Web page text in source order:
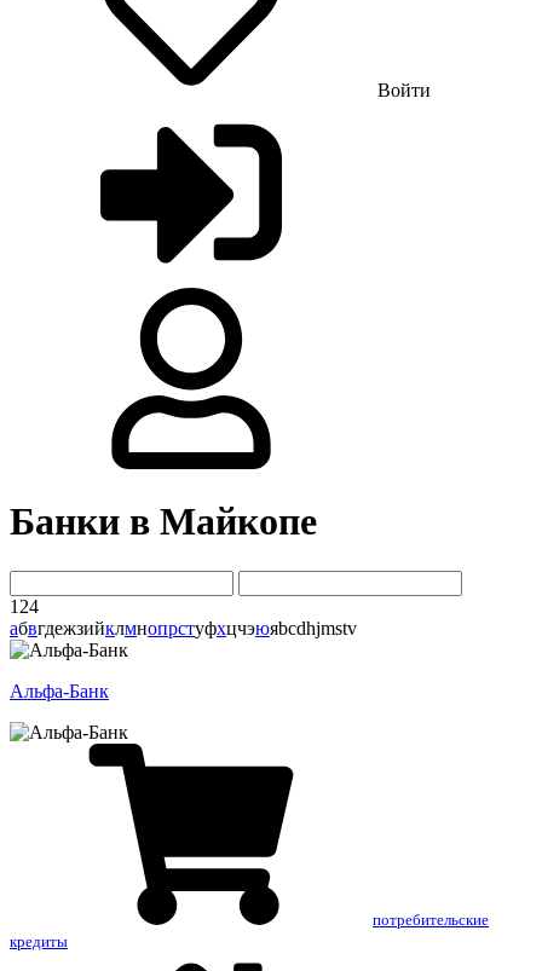
Войти
Банки в Майкопе
124
абвгдежзийклмнопрстуфхцчэюяbcdhjmstv
Альфа-Банк
потребительские
кредиты